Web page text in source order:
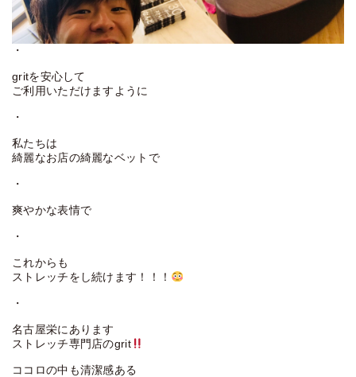
・
gritを安心して
ご利用いただけますように
・
私たちは
綺麗なお店の綺麗なベットで
・
爽やかな表情で
・
これからも
ストレッチをし続けます！！！
・
名古屋栄にあります
ストレッチ専門店のgrit
ココロの中も清潔感ある